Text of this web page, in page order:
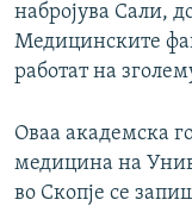
набројува Сали,
Медицинските
работат на
Оваа академска
медицина на
во Скопје се